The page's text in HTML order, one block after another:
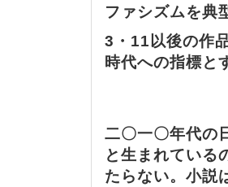
ファシズムを典
3・11以後の作
時代への指標と
二〇一〇年代の
と生まれている
たらない。小説